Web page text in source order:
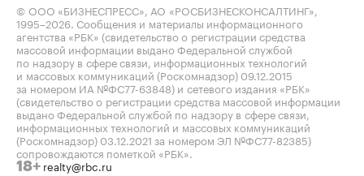
© ООО «БИЗНЕСПРЕСС», АО «РОСБИЗНЕСКОНСАЛТИНГ»,
1995–2026 . Сообщения и материалы информационного
агентства «РБК» (свидетельство о регистрации средства
массовой информации выдано Федеральной службой
по надзору в сфере связи, информационных технологий
и массовых коммуникаций (Роскомнадзор) 09.12.2015
за номером ИА №ФС77-63848) и сетевого издания «РБК»
(свидетельство о регистрации средства массовой информации
выдано Федеральной службой по надзору в сфере связи,
информационных технологий и массовых коммуникаций
(Роскомнадзор) 03.12.2021 за номером ЭЛ №ФС77-82385)
сопровождаются пометкой «РБК».
18+ realty@rbc.ru